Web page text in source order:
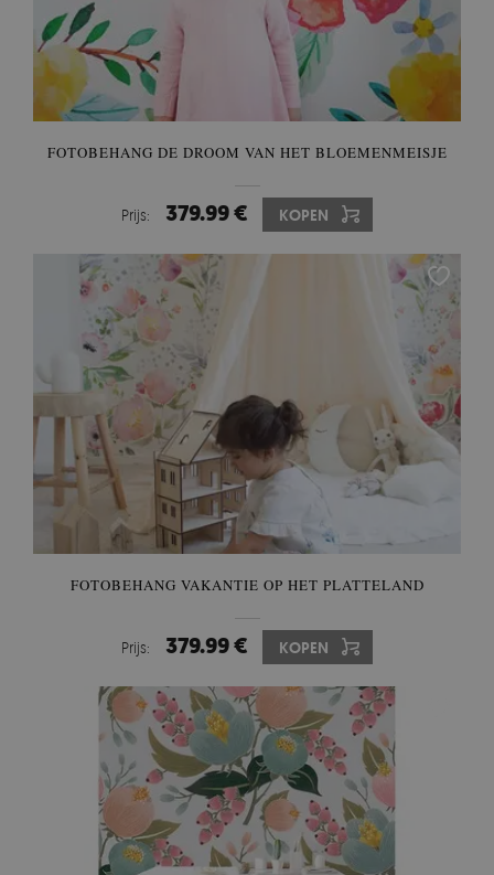
FOTOBEHANG DE DROOM VAN HET BLOEMENMEISJE
Prijs: 379.99 € KOPEN
FOTOBEHANG VAKANTIE OP HET PLATTELAND
Prijs: 379.99 € KOPEN